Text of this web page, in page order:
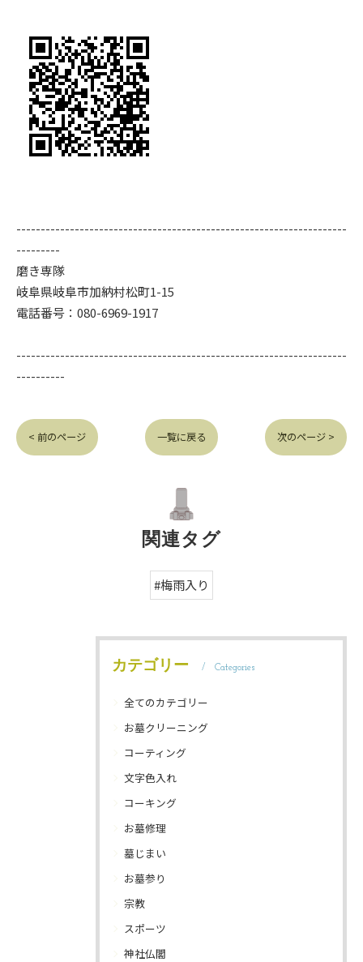
--------------------------------------------------------------------
---------
磨き専隊
岐阜県岐阜市加納村松町1-15
電話番号：080-6969-1917
--------------------------------------------------------------------
----------
< 前のページ 一覧に戻る 次のページ >
関連タグ
#梅雨入り
カテゴリー Categories
全てのカテゴリー
お墓クリーニング
コーティング
文字色入れ
コーキング
お墓修理
墓じまい
お墓参り
宗教
スポーツ
神社仏閣